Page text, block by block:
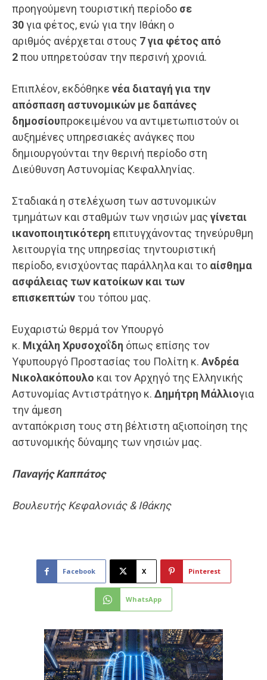
προηγούμενη τουριστική περίοδο σε
30για φέτος, ενώ για την Ιθάκη ο
αριθμός ανέρχεται στους 7 για φέτος από
2που υπηρετούσαν την περσινή χρονιά.
Επιπλέον, εκδόθηκε νέα διαταγή για την
απόσπαση αστυνομικών με δαπάνες
δημοσίουπροκειμένου να αντιμετωπιστούν οι
αυξημένες υπηρεσιακές ανάγκες που
δημιουργούνται την θερινή περίοδο στη
Διεύθυνση Αστυνομίας Κεφαλληνίας.
Σταδιακά η στελέχωση των αστυνομικών
τμημάτων και σταθμών των νησιών μας γίνεται
ικανοποιητικότερη επιτυγχάνοντας τηνεύρυθμη
λειτουργία της υπηρεσίας τηντουριστική
περίοδο, ενισχύοντας παράλληλα και το αίσθημα
ασφάλειας των κατοίκων και των
επισκεπτών του τόπου μας.
Ευχαριστώ θερμά τον Υπουργό
κ. Μιχάλη Χρυσοχοΐδη όπως επίσης τον
Υφυπουργό Προστασίας του Πολίτη κ. Ανδρέα
Νικολακόπουλο και τον Αρχηγό της Ελληνικής
Αστυνομίας Αντιστράτηγο κ. Δημήτρη Μάλλιογια
την άμεση
ανταπόκριση τους στη βέλτιστη αξιοποίηση της
αστυνομικής δύναμης των νησιών μας.
ΠαναγήςΚαππάτος
Βουλευτής Κεφαλονιάς & Ιθάκης
Facebook X Pinterest
WhatsApp